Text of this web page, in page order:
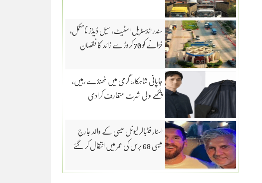
سندر انڈسٹریل اسٹیٹ، سیل ڈیڈز نامکمل،
خزانے کو 70 کروڑ سے زائد کا نقصان
جاپانی شاہکار، گرمی میں ٹھنڈے رہیں،
پنکھے والی شرٹ متعارف کرادی
اسٹار فٹبالر لیونل میسی کے والد جارج
میسی 68 برس کی عمر میں انتقال کر گئے